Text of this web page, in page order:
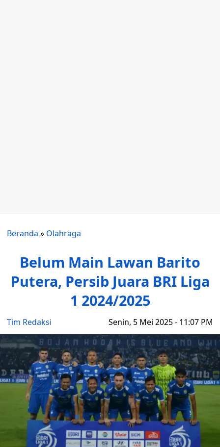
Beranda » Olahraga
Belum Main Lawan Barito
Putera, Persib Juara BRI Liga
1 2024/2025
Tim Redaksi Senin, 5 Mei 2025 - 11:07 PM